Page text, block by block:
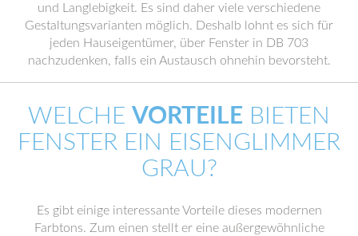
und Langlebigkeit. Es sind daher viele verschiedene
Gestaltungsvarianten möglich. Deshalb lohnt es sich für
jeden Hauseigentümer, über Fenster in DB 703
nachzudenken, falls ein Austausch ohnehin bevorsteht.
WELCHE VORTEILE BIETEN
FENSTER EIN EISENGLIMMER
GRAU?
Es gibt einige interessante Vorteile dieses modernen
Farbtons. Zum einen stellt er eine außergewöhnliche